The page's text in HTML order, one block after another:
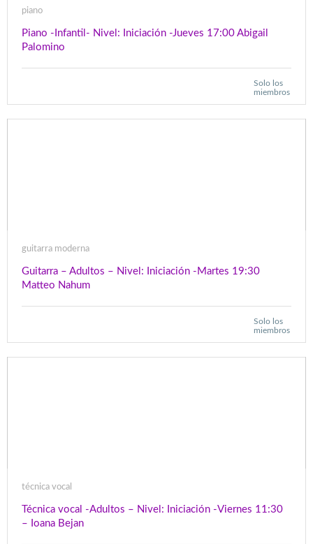
piano
Piano -Infantil- Nivel: Iniciación -Jueves 17:00 Abigail
Palomino
Solo los
miembros
guitarra moderna
Guitarra – Adultos – Nivel: Iniciación -Martes 19:30
Matteo Nahum
Solo los
miembros
técnica vocal
Técnica vocal -Adultos – Nivel: Iniciación -Viernes 11:30
– Ioana Bejan